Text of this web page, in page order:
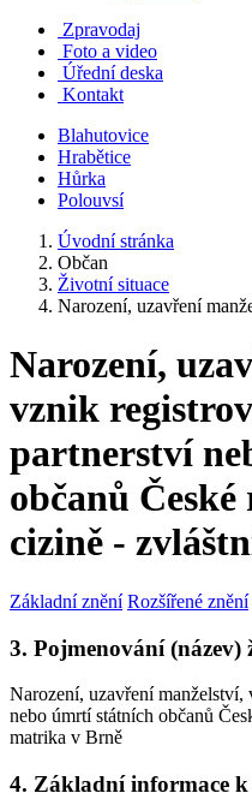
Zpravodaj
Foto a video
Úřední deska
Kontakt
Blahutovice
Hrabětice
Hůrka
Polouvsí
Úvodní stránka
Občan
Životní situace
Narození, uzavření
Narození,
vznik
partnerství
občanů
cizině -
Základní znění Rozšířené znění
3. Pojmenování (název)
Narození, uzavření
nebo úmrtí státních občanů
matrika v Brně
4. Základní informace